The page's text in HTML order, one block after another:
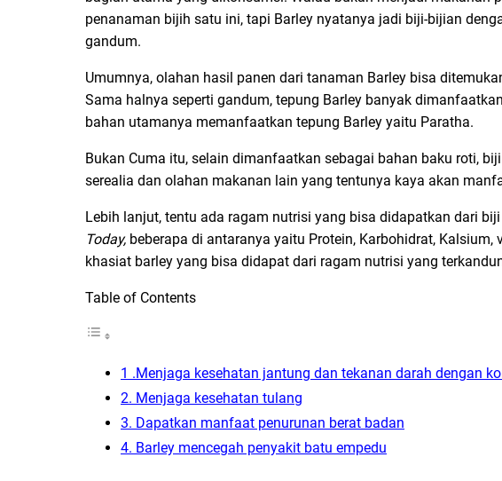
penanaman bijih satu ini, tapi Barley nyatanya jadi biji-bijian
gandum.
Umumnya, olahan hasil panen dari tanaman Barley bisa
Sama halnya seperti gandum, tepung Barley banyak
bahan utamanya memanfaatkan tepung Barley yaitu Paratha.
Bukan Cuma itu, selain dimanfaatkan sebagai bahan baku roti,
serealia dan olahan makanan lain yang tentunya kaya akan
Lebih lanjut, tentu ada ragam nutrisi yang bisa didapatkan dari
Today, beberapa di antaranya yaitu Protein, Karbohidrat,
khasiat barley yang bisa didapat dari ragam nutrisi yang
Table of Contents
1 .Menjaga kesehatan jantung dan tekanan darah dengan
2. Menjaga kesehatan tulang
3. Dapatkan manfaat penurunan berat badan
4. Barley mencegah penyakit batu empedu